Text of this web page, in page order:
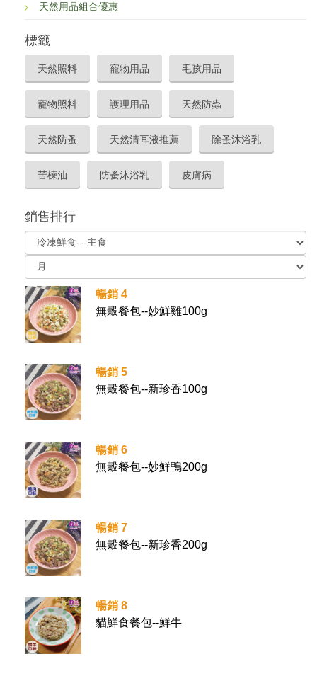
天然用品組合優惠
標籤
天然照料 寵物用品 毛孩用品
寵物照料 護理用品 天然防蟲
天然防蚤 天然清耳液推薦 除蚤沐浴乳
苦楝油 防蚤沐浴乳 皮膚病
銷售排行
暢銷 4
無穀餐包--妙鮮雞100g
暢銷 5
無穀餐包--新珍香100g
暢銷 6
無穀餐包--妙鮮鴨200g
暢銷 7
無穀餐包--新珍香200g
暢銷 8
貓鮮食餐包--鮮牛